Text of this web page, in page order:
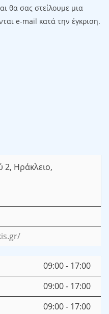
θα σας στείλουμε μια
e-mail κατά την έγκριση.
2, Ηράκλειο,
09:00 - 17:00
09:00 - 17:00
09:00 - 17:00